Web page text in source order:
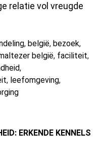
relatie vol vreugde
, belgië, bezoek,
belgië, faciliteit,
,
, leefomgeving,
ERKENDE KENNELS